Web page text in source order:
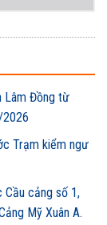
Lâm Đồng từ
Trạm kiểm ngư
cảng số 1,
Mỹ Xuân A.